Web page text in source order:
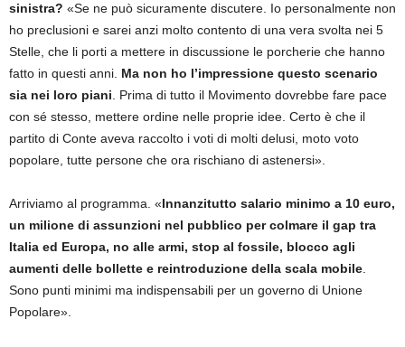
sinistra? «Se ne può sicuramente discutere. Io personalmente non
ho preclusioni e sarei anzi molto contento di una vera svolta nei 5
Stelle, che li porti a mettere in discussione le porcherie che hanno
fatto in questi anni. Ma non ho l’impressione questo scenario
sia nei loro piani. Prima di tutto il Movimento dovrebbe fare pace
con sé stesso, mettere ordine nelle proprie idee. Certo è che il
partito di Conte aveva raccolto i voti di molti delusi, moto voto
popolare, tutte persone che ora rischiano di astenersi».
Arriviamo al programma. «Innanzitutto salario minimo a 10 euro,
un milione di assunzioni nel pubblico per colmare il gap tra
Italia ed Europa, no alle armi, stop al fossile, blocco agli
aumenti delle bollette e reintroduzione della scala mobile.
Sono punti minimi ma indispensabili per un governo di Unione
Popolare».